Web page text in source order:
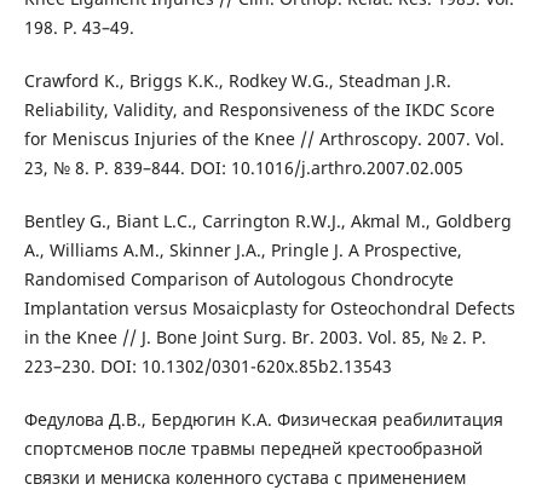
198. Р. 43–49.
Crawford K., Briggs K.K., Rodkey W.G., Steadman J.R.
Reliability, Validity, and Responsiveness of the IKDC Score
for Meniscus Injuries of the Knee // Arthroscopy. 2007. Vol.
23, № 8. Р. 839–844. DOI: 10.1016/j.arthro.2007.02.005
Bentley G., Biant L.C., Carrington R.W.J., Akmal M., Goldberg
A., Williams A.M., Skinner J.A., Pringle J. A Prospective,
Randomised Comparison of Autologous Chondrocyte
Implantation versus Mosaicplasty for Osteochondral Defects
in the Knee // J. Bone Joint Surg. Br. 2003. Vol. 85, № 2. Р.
223–230. DOI: 10.1302/0301-620x.85b2.13543
Федулова Д.В., Бердюгин К.А. Физическая реабилитация
спортсменов после травмы передней крестообразной
связки и мениска коленного сустава с применением